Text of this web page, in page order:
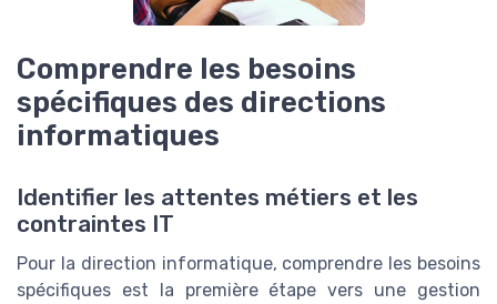
Comprendre les besoins
spécifiques des directions
informatiques
Identifier les attentes métiers et les
contraintes IT
Pour la direction informatique, comprendre les besoins
spécifiques est la première étape vers une gestion